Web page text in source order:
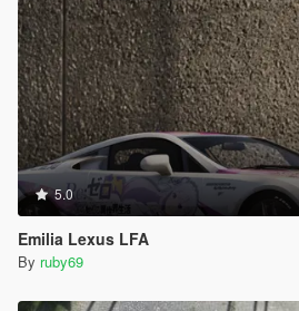
5.0
Emilia Lexus LFA
By ruby69